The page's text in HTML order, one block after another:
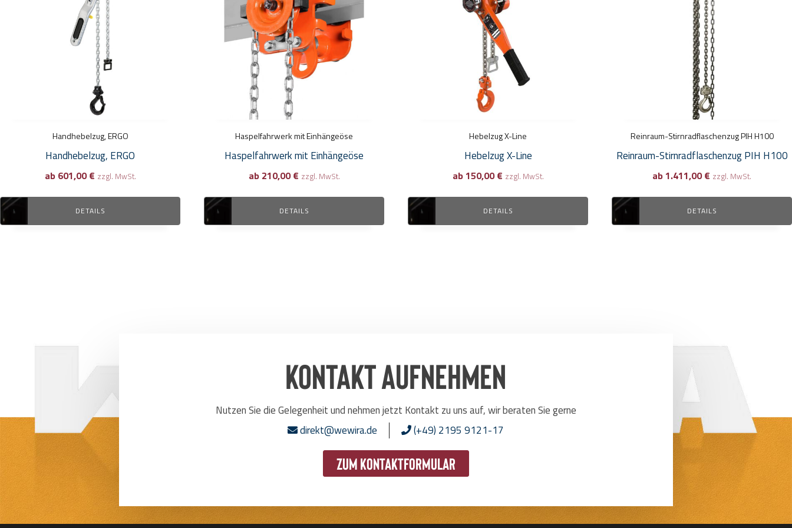
Handhebelzug, ERGO
Handhebelzug, ERGO
ab 601,00€ zzgl. MwSt.
DETAILS
Haspelfahrwerk mit Einhängeöse
Haspelfahrwerk mit Einhängeöse
ab 210,00€ zzgl. MwSt.
DETAILS
Varianten
Produktseite
gewählt
werden
Hebelzug X-Line
Hebelzug X-Line
ab 150,00€ zzgl. MwSt.
DETAILS
Reinraum-Stirnradflaschenzug PIH H100
Reinraum-Stirnradflaschenzug PIH H100
ab 1.411,00€ zzgl. MwSt.
DETAILS
gewählt
werden
Kontakt aufnehmen
Nutzen Sie die Gelegenheit und nehmen jetzt Kontakt zu uns auf, wir beraten Sie gerne
direkt@wewira.de
(+49) 2195 9121-17
zum Kontaktformular